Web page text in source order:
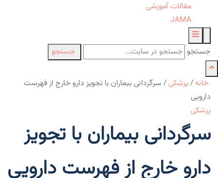
مقالات آموزشی
JAMA
جستجو جستجو
خانه /پزشکی / سرگردانی بیماران با تجویز دارو خارج از فهرست
دارویی
پزشکی
سرگردانی بیماران با تجویز
دارو خارج از فهرست دارویی